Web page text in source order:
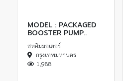
MODEL : PACKAGED
BOOSTER PUMP..
สหคิมมอเตอร์
กรุงเทพมหานคร
1,988